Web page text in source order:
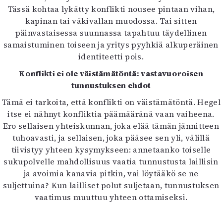
Tässä kohtaa lykätty konflikti nousee pintaan vihan,
kapinan tai väkivallan muodossa. Tai sitten
päinvastaisessa suunnassa tapahtuu täydellinen
samaistuminen toiseen ja yritys pyyhkiä alkuperäinen
identiteetti pois.
Konflikti ei ole väistämätöntä: vastavuoroisen
tunnustuksen ehdot
Tämä ei tarkoita, että konflikti on väistämätöntä. Hegel
itse ei nähnyt konfliktia päämääränä vaan vaiheena.
Ero sellaisen yhteiskunnan, joka elää tämän jännitteen
tuhoavasti, ja sellaisen, joka pääsee sen yli, välillä
tiivistyy yhteen kysymykseen: annetaanko toiselle
sukupolvelle mahdollisuus vaatia tunnustusta laillisin
ja avoimia kanavia pitkin, vai löytääkö se ne
suljettuina? Kun lailliset polut suljetaan, tunnustuksen
vaatimus muuttuu yhteen ottamiseksi.